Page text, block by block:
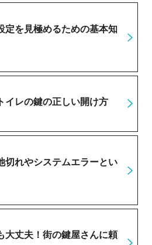
定を見極めるための基本知
イレの鍵の正しい開け方
切れやシステムエラーとい
大丈夫！街の鍵屋さんに頼